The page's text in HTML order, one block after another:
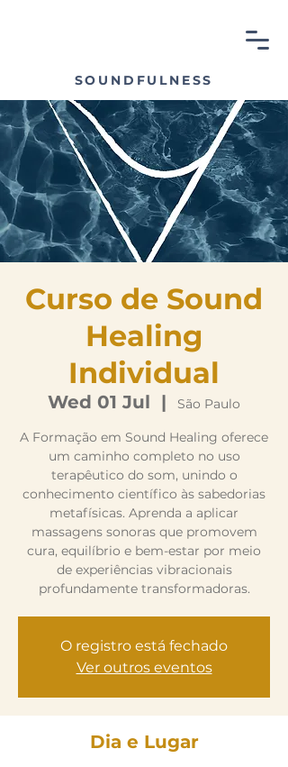
SOUNDFULNESS
Curso de Sound
Healing
Individual
Wed 01 Jul
  |
São Paulo
A Formação em Sound Healing oferece
um caminho completo no uso
terapêutico do som, unindo o
conhecimento científico às sabedorias
metafísicas. Aprenda a aplicar
massagens sonoras que promovem
cura, equilíbrio e bem-estar por meio
de experiências vibracionais
profundamente transformadoras.
O registro está fechado
Ver outros eventos
Dia e Lugar